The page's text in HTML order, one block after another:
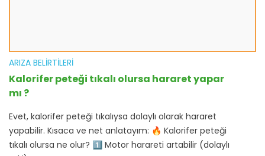
ARIZA BELIRTILERI
Kalorifer peteği tıkalı olursa hararet yapar
mı ?
Evet, kalorifer peteği tıkalıysa dolaylı olarak hararet
yapabilir. Kısaca ve net anlatayım: 🔥 Kalorifer peteği
tıkalı olursa ne olur? 1️⃣ Motor harareti artabilir (dolaylı